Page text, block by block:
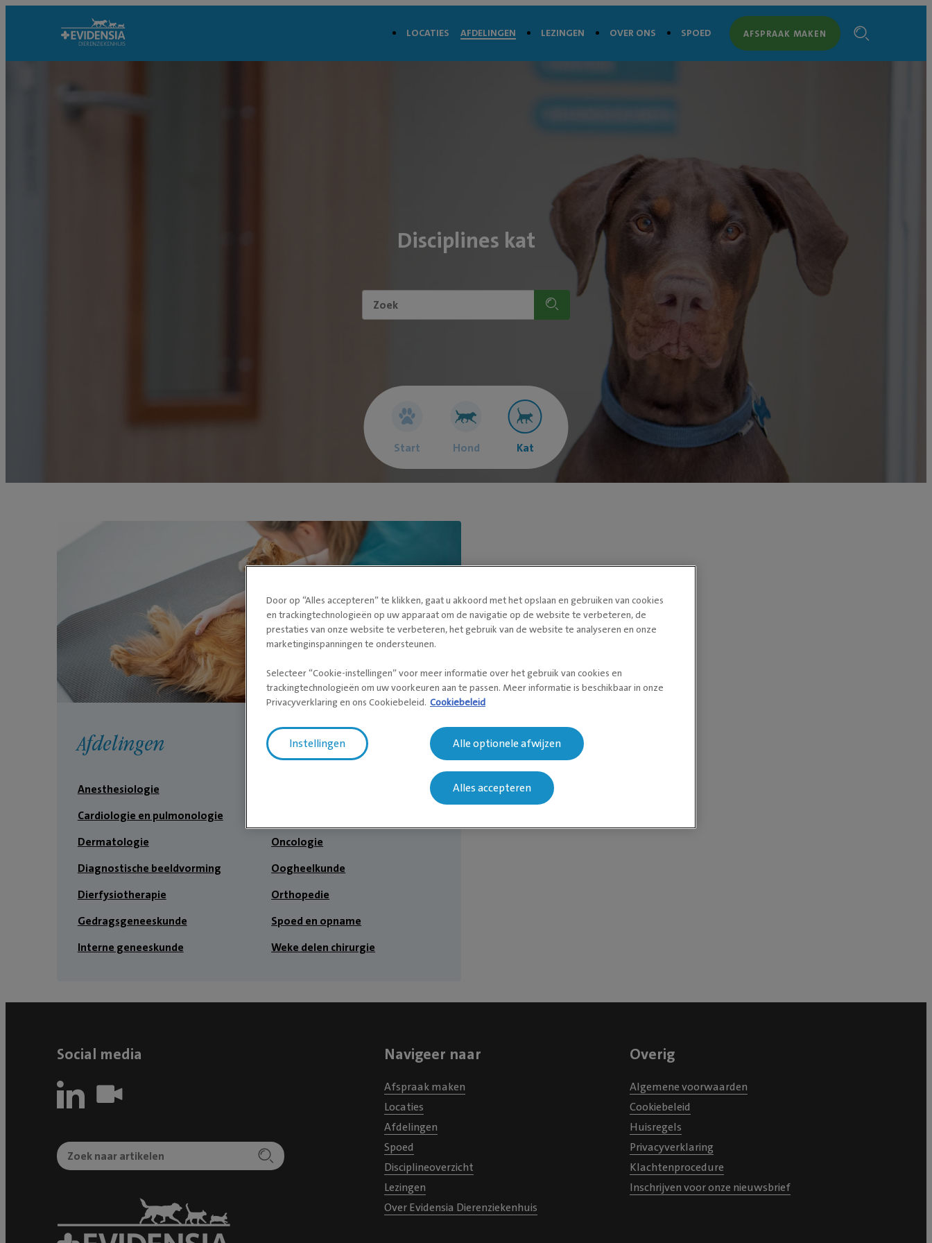
LOCATIES AFDELINGEN LEZINGEN OVER ONS SPOED AFSPRAAK MAKEN
Disciplines kat
Start Hond Kat
Afdelingen
Anesthesiologie
Cardiologie en pulmonologie
Dermatologie
Diagnostische beeldvorming
Dierfysiotherapie
Gedragsgeneeskunde
Interne geneeskunde
Oncologie
Oogheelkunde
Orthopedie
Spoed en opname
Weke delen chirurgie
Social media Navigeer naar
Afspraak maken
Locaties
Afdelingen
Spoed
Disciplineoverzicht
Lezingen
Over Evidensia Dierenziekenhuis
Overig
Algemene voorwaarden
Cookiebeleid
Huisregels
Privacyverklaring
Klachtenprocedure
Inschrijven voor onze nieuwsbrief
Door op “Alles accepteren” te klikken, gaat u akkoord met het opslaan en gebruiken van cookies
en trackingtechnologieën op uw apparaat om de navigatie op de website te verbeteren, de
prestaties van onze website te verbeteren, het gebruik van de website te analyseren en onze
marketinginspanningen te ondersteunen.
Selecteer “Cookie-instellingen” voor meer informatie over het gebruik van cookies en
trackingtechnologieën om uw voorkeuren aan te passen. Meer informatie is beschikbaar in onze
Privacyverklaring en ons Cookiebeleid. Cookiebeleid
Instellingen Alle optionele afwijzen
Alles accepteren